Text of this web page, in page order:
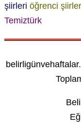
şiirleri öğrenci
Temiztürk